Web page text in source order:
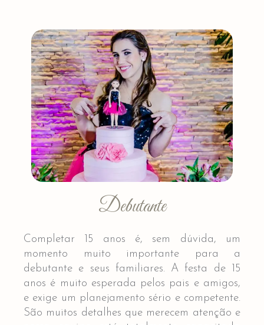
Debutante
Completar 15 anos é, sem dúvida, um
momento muito importante para a
debutante e seus familiares. A festa de 15
anos é muito esperada pelos pais e amigos,
e exige um planejamento sério e competente.
São muitos detalhes que merecem atenção e